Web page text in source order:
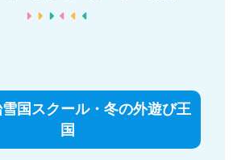
国スクール・冬の外遊び王
国